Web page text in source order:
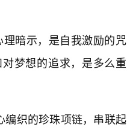
理暗示，是自我激励的咒
梦想的追求，是多么重
编织的珍珠项链，串联起